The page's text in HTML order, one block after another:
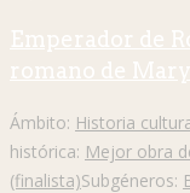
Emperador de
romano de
Ámbito: Historia
histórica: Mejor obra
(finalista)Subgéneros: